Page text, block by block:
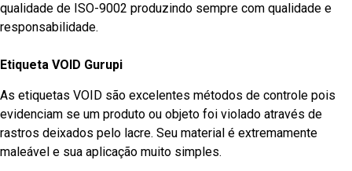
qualidade de ISO-9002 produzindo sempre com qualidade e
responsabilidade.
Etiqueta VOID Gurupi
As etiquetas VOID são excelentes métodos de controle pois
evidenciam se um produto ou objeto foi violado através de
rastros deixados pelo lacre. Seu material é extremamente
maleável e sua aplicação muito simples.